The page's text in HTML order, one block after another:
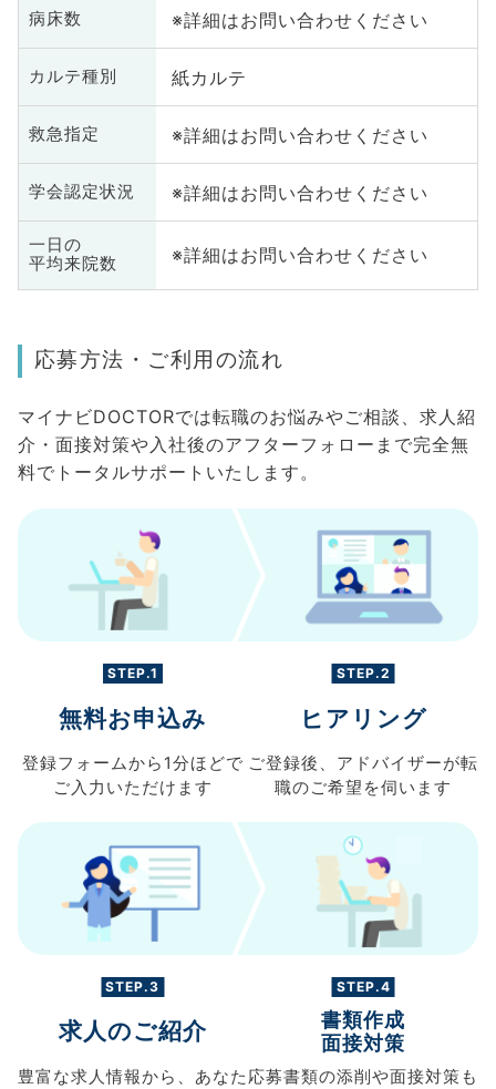
病床数 ※詳細はお問い合わせください
カルテ種別 紙カルテ
救急指定 ※詳細はお問い合わせください
学会認定状況 ※詳細はお問い合わせください
一日の
平均来院数
※詳細はお問い合わせください
応募方法・ご利用の流れ
マイナビDOCTORでは転職のお悩みやご相談、求人紹
介・面接対策や入社後のアフターフォローまで完全無
料でトータルサポートいたします。
STEP.1
無料お申込み
登録フォームから 1分ほどで
ご入力 いただけます
STEP.2
ヒアリング
ご登録後、 アドバイザーが転
職のご希望を伺います
STEP.3
求人のご紹介
豊富な求人情報から、 あなた
STEP.4
書類作成
面接対策
応募書類の添削や面接対策も